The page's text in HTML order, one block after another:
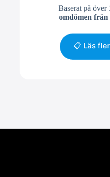
Baserat på över
omdömen
📋 Läs